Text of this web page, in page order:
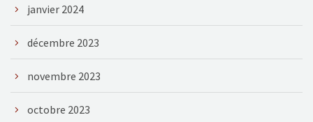
janvier 2024
décembre 2023
novembre 2023
octobre 2023